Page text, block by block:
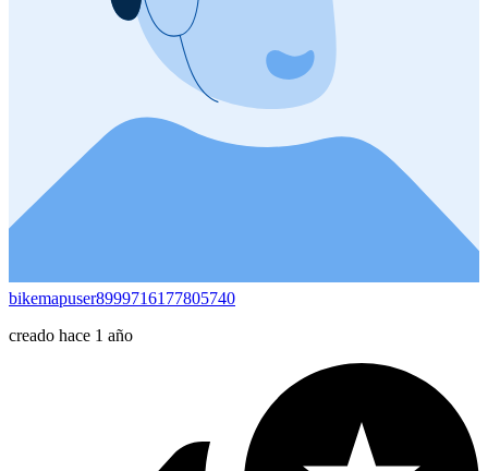
bikemapuser8999716177805740
creado hace 1 año